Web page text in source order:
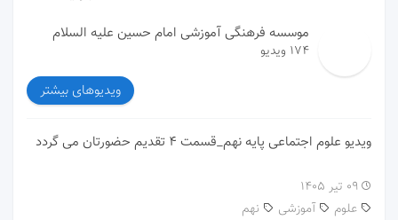
موسسه فرهنگی آموزشی امام حسین علیه السلام
174 ویدیو
ویدیوهای بیشتر
ویدیو علوم اجتماعی پایه نهم_قسمت 4 تقدیم حضورتان می گردد
۰۹ تیر ۱۴۰۵
آموزشی
علوم نهم